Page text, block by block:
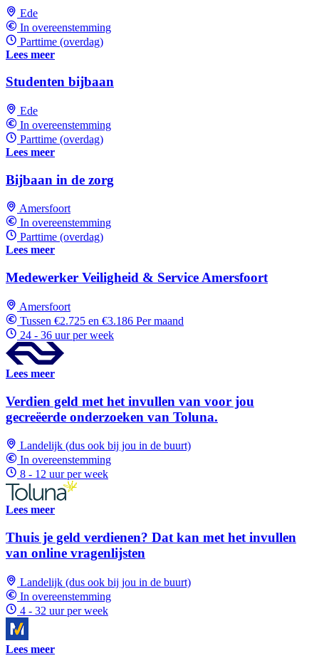
Ede
In overeenstemming
Parttime (overdag)
Lees meer
Studenten bijbaan
Ede
In overeenstemming
Parttime (overdag)
Lees meer
Bijbaan in de zorg
Amersfoort
In overeenstemming
Parttime (overdag)
Lees meer
Medewerker Veiligheid & Service Amersfoort
Amersfoort
Tussen €2.725 en €3.186 Per maand
24 - 36 uur per week
Lees meer
Verdien geld met het invullen van voor jou
gecreëerde onderzoeken van Toluna.
Landelijk (dus ook bij jou in de buurt)
In overeenstemming
8 - 12 uur per week
Lees meer
Thuis je geld verdienen? Dat kan met het invullen
van online vragenlijsten
Landelijk (dus ook bij jou in de buurt)
In overeenstemming
4 - 32 uur per week
Lees meer